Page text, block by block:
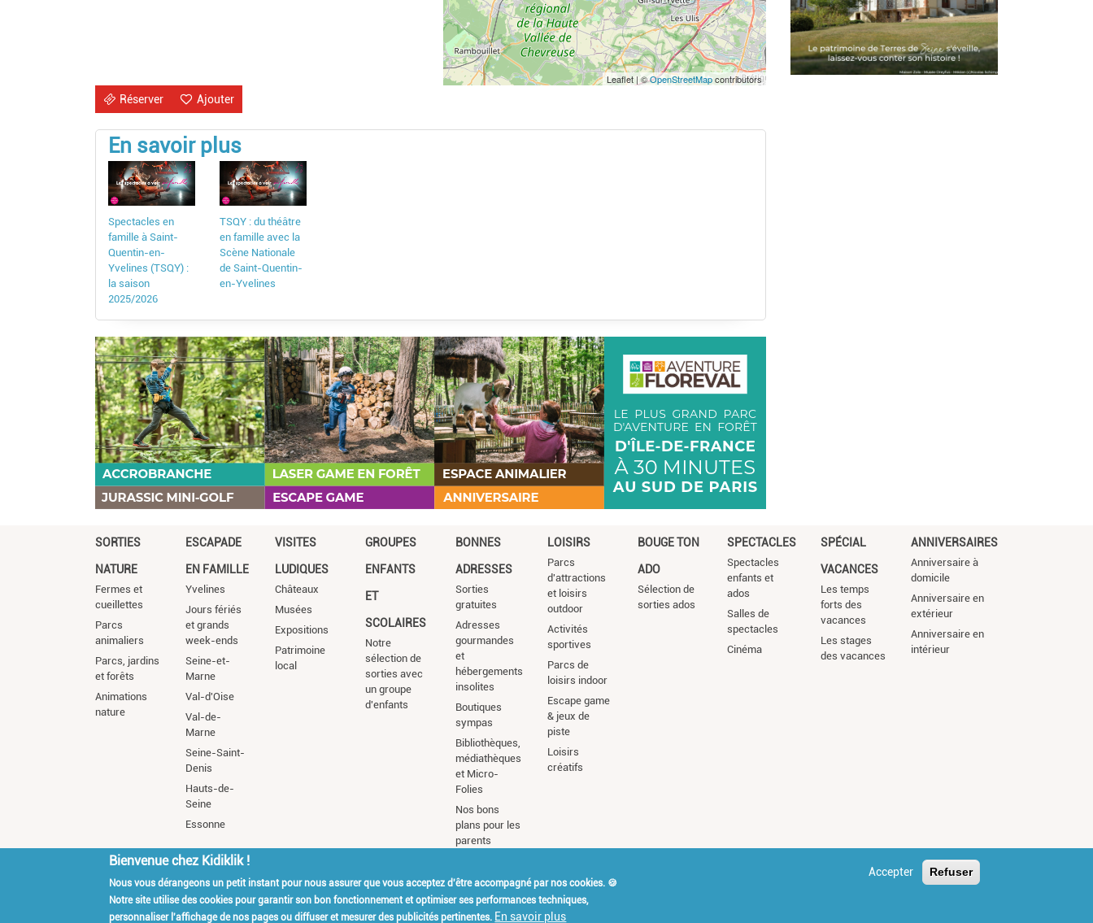
Leaflet | ©OpenStreetMapcontributors
Ajouter
Réserver
En savoir plus
Spectacles en
famille à Saint-
Quentin-en-
Yvelines (TSQY) :
la saison
2025/2026
TSQY : du théâtre
en famille avec la
Scène Nationale
de Saint-Quentin-
en-Yvelines
SORTIES
NATURE
Fermes et
cueillettes
Parcs
animaliers
Parcs, jardins
et forêts
Animations
nature
ESCAPADE
EN FAMILLE
Yvelines
Jours fériés
et grands
week-ends
Seine-et-
Marne
Val-d'Oise
Val-de-
Marne
Seine-Saint-
Denis
Hauts-de-
Seine
Essonne
VISITES
LUDIQUES
Châteaux
Musées
Expositions
Patrimoine
local
GROUPES
ENFANTS
ET
SCOLAIRES
Notre
sélection de
sorties avec
un groupe
d'enfants
BONNES
ADRESSES
Sorties
gratuites
Adresses
gourmandes
et
hébergements
insolites
Boutiques
sympas
Bibliothèques,
médiathèques
et Micro-
Folies
Nos bons
plans pour les
parents
LOISIRS
Parcs
d'attractions
et loisirs
outdoor
Activités
sportives
Parcs de
loisirs indoor
Escape game
& jeux de
piste
Loisirs
créatifs
BOUGE TON
ADO
Sélection de
sorties ados
SPECTACLES
Spectacles
enfants et
ados
Salles de
spectacles
Cinéma
SPÉCIAL
VACANCES
Les temps
forts des
vacances
Les stages
des vacances
ANNIVERSAIRES
Anniversaire à
domicile
Anniversaire en
extérieur
Anniversaire en
intérieur
Kidiklik Recrute Qui est Kidiklik ? Contact
Bienvenue chez Kidiklik !
Nous vous dérangeons un petit instant pour nous assurer que vous acceptez d'être accompagné par nos cookies. 🍪
Notre site utilise des cookies pour garantir son bon fonctionnement et optimiser ses performances techniques,
personnaliser l'affichage de nos pages ou diffuser et mesurer des publicités pertinentes. En savoir plus
Accepter Refuser